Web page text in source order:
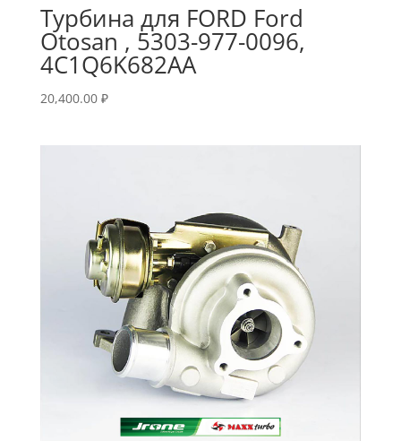
Турбина для FORD Ford
Otosan , 5303-977-0096,
4C1Q6K682AA
20,400.00 ₽